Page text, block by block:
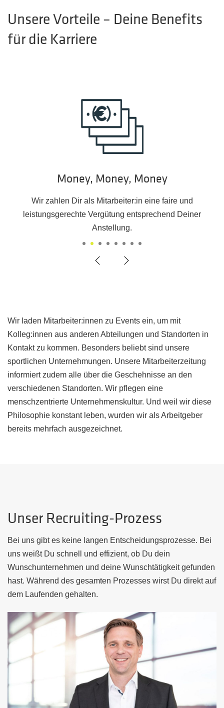
Unsere Vorteile – Deine Benefits
für die Karriere
Money, Money, Money
Wir zahlen Dir als Mitarbeiter:in eine faire und
leistungsgerechte Vergütung entsprechend Deiner
Anstellung.
1 2 3 4 5 6 7
Wir laden Mitarbeiter:innen zu Events ein, um mit
Kolleg:innen aus anderen Abteilungen und Standorten in
Kontakt zu kommen. Besonders beliebt sind unsere
sportlichen Unternehmungen. Unsere Mitarbeiterzeitung
informiert zudem alle über die Geschehnisse an den
verschiedenen Standorten. Wir pflegen eine
menschzentrierte Unternehmenskultur. Und weil wir diese
Philosophie konstant leben, wurden wir als Arbeitgeber
bereits mehrfach ausgezeichnet.
Unser Recruiting-Prozess
Bei uns gibt es keine langen Entscheidungsprozesse. Bei
uns weißt Du schnell und effizient, ob Du dein
Wunschunternehmen und deine Wunschtätigkeit gefunden
hast. Während des gesamten Prozesses wirst Du direkt auf
dem Laufenden gehalten.